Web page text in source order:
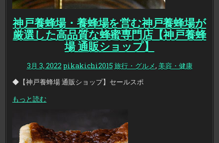
神戸養蜂場・養蜂場を営む神戸養蜂場が
厳選した高品質な蜂蜜専門店【神戸養蜂
場 通販ショップ】
3月 3, 2022 pikakichi2015 旅行・グルメ, 美容・健康
◆【神戸養蜂場 通販ショップ】セールスポ
もっと読む